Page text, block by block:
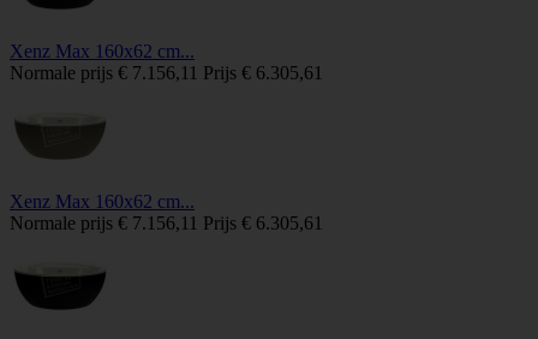
Xenz Max 160x62 cm...
Normale prijs € 7.156,11 Prijs € 6.305,61
Xenz Max 160x62 cm...
Normale prijs € 7.156,11 Prijs € 6.305,61